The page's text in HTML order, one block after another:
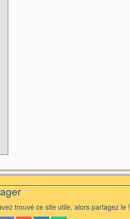
trouvé ce site utile, alors partagez le !